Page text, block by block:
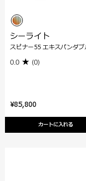
¥85,800
カートに入れる
シーライト
スピナー55 エキスパンダブ
0.0 (0)